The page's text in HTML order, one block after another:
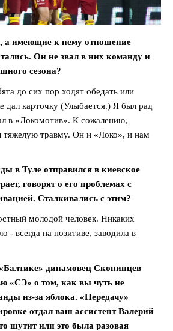
а имеющие к нему отношение
Он не звал в них команду и
сезона?
до сих пор ходят обедать или
дал карточку (Улыбается.) Я был рад
в «Локомотив». К сожалению,
тяжелую травму. Он и «Локо», и нам
в Туле отправился в киевское
говорят о его проблемах с
Сталкивались с этим?
молодой человек. Никаких
- всегда на позитиве, заводила в
динамовец Скопинцев
«СЭ» о том, как вы чуть не
из-за яблока. «Передачу»
отдал ваш ассистент Валерий
шутит или это была разовая